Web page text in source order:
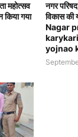
महोत्सव
किया गया
नगर
विकास की
Nagar
yojnao